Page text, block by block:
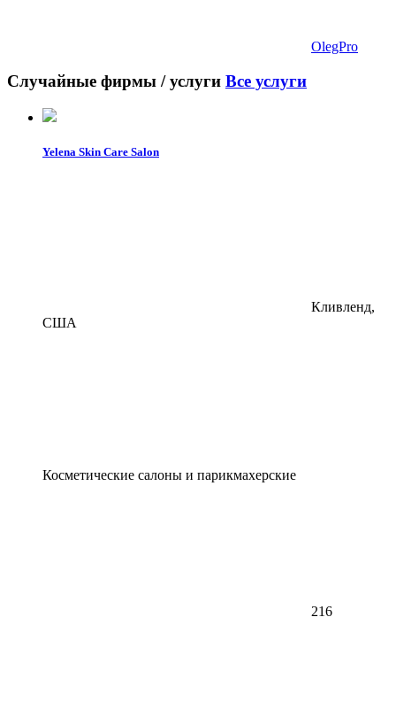
OlegPro
Случайные фирмы / услуги Все услуги
Yelena Skin Care Salon
Кливленд,
США
Косметические салоны и парикмахерские
216